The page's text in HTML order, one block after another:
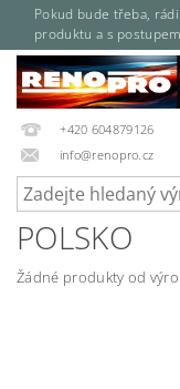
Pokud bude třeba,
produktu a s
+420 604879126
info@renopro.cz
POLSKO
Žádné produkty od